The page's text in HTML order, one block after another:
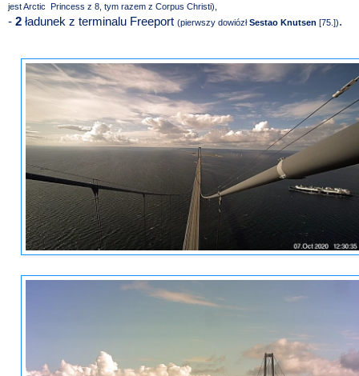
jest Arctic Princess z 8, tym razem z Corpus Christi),
- 2 ładunek z terminalu Freeport (pierwszy dowiózłSestao Knutsen [75.]).